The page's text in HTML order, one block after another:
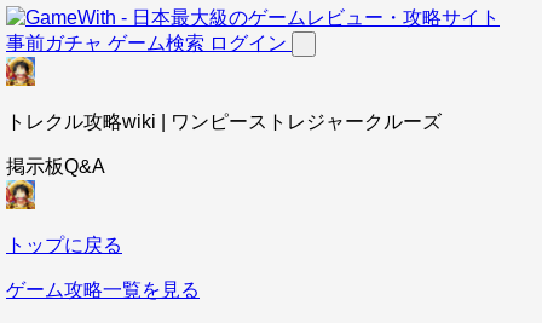
事前ガチャ ゲーム検索 ログイン
トレクル攻略wiki | ワンピーストレジャークルーズ
掲示板Q&A
トップに戻る
ゲーム攻略一覧を見る